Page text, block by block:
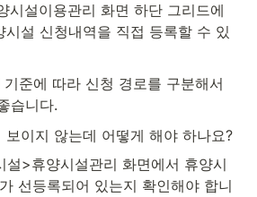
시설이용관리 화면 하단 그리드에
설 신청내역을 직접 등록할 수 있
준에 따라 신청 경로를 구분해서
습니다.
보이지 않는데 어떻게 해야 하나요?
설>휴양시설관리 화면에서 휴양시
선등록되어 있는지 확인해야 합니